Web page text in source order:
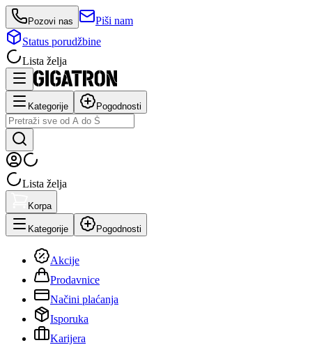
Pozovi nas
Piši nam
Status porudžbine
Lista želja
Kategorije Pogodnosti
Lista želja
Korpa
Kategorije Pogodnosti
Akcije
Prodavnice
Načini plaćanja
Isporuka
Karijera